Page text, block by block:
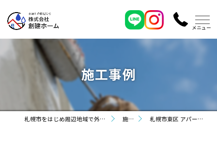
施工事例
札幌市をはじめ周辺地域で外壁塗装なら株式会社創建ホーム 施工事例 札幌市東区 アパート 内装リフォーム工事